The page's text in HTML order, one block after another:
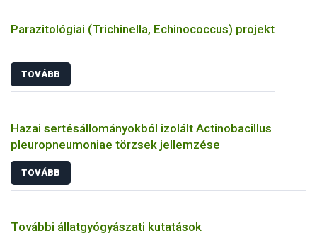
Parazitológiai (Trichinella, Echinococcus) projekt
TOVÁBB
Hazai sertésállományokból izolált Actinobacillus
pleuropneumoniae törzsek jellemzése
TOVÁBB
További állatgyógyászati kutatások